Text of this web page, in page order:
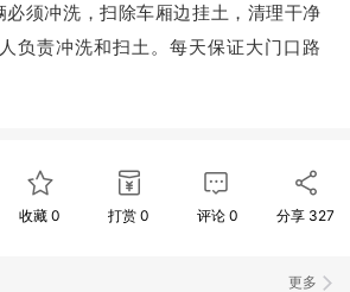
须冲洗，扫除车厢边挂土，清理干净
负责冲洗和扫土。每天保证大门口路
收藏0 打赏 0 评论 0 分享 327
更多